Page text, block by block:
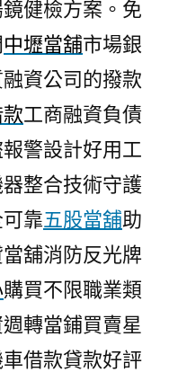
健檢方案。免
中壢當舖市場銀
資公司的撥款
工商融資負債
警設計好用工
整合技術守護
靠五股當舖助
舖消防反光牌
購買不限職業類
轉當鋪買賣星
借款貸款好評